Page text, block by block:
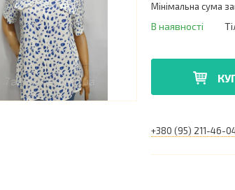
Мінімальна сума
В наявності
+380 (95) 211-46-